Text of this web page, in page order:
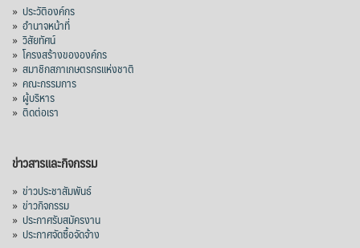
1,205 ล้านดอลลาร์สหรัฐ (ประมาณ
38,003.15 ล้านบาท) ลดลง 27.69%
ปรับตัวลดลงตามสภาวะเศรษฐกิจและการค้า
โลก โดยตลาดส่งออกสำคัญ จีน ส่งออกได้
1.52 ล้านตัน ลด 61.71%
ส่งออกมันครึ่งปี 69 ปริมาณ 2.52 ล้านตัน
ลด 51.63% ยังดีที่ราคาขายดีกว่าปีก่อน
mgronline.com
» ประวัติองค์กร
» อำนาจหน้าที่
» วิสัยทัศน์
» โครงสร้างขององค์กร
» สมาชิกสภาเกษตรกรแห่งชาติ
» คณะกรรมการ
» ผู้บริหาร
» ติดต่อเรา
ข่าวสารและกิจกรรม
» ข่าวประชาสัมพันธ์
» ข่าวกิจกรรม
» ประกาศรับสมัครงาน
» ประกาศจัดซื้อจัดจ้าง